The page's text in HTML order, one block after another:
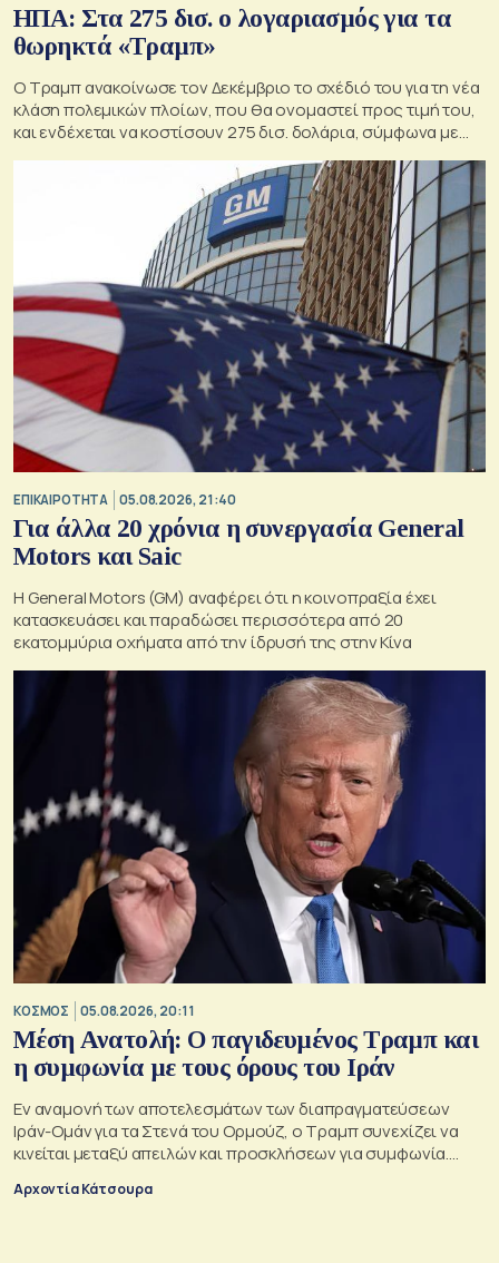
ΗΠΑ: Στα 275 δισ. ο λογαριασμός για τα
θωρηκτά «Τραμπ»
Ο Τραμπ ανακοίνωσε τον Δεκέμβριο το σχέδιό του για τη νέα
κλάση πολεμικών πλοίων, που θα ονομαστεί προς τιμή του,
και ενδέχεται να κοστίσουν 275 δισ. δολάρια, σύμφωνα με
ΕΠΙΚΑΙΡΟΤΗΤΑ 05.08.2026, 21:40
Για άλλα 20 χρόνια η συνεργασία General
Motors και Saic
Η General Motors (GM) αναφέρει ότι η κοινοπραξία έχει
κατασκευάσει και παραδώσει περισσότερα από 20
εκατομμύρια οχήματα από την ίδρυσή της στην Κίνα
ΚΟΣΜΟΣ 05.08.2026, 20:11
Μέση Ανατολή: Ο παγιδευμένος Τραμπ και
η συμφωνία με τους όρους του Ιράν
Εν αναμονή των αποτελεσμάτων των διαπραγματεύσεων
Ιράν-Ομάν για τα Στενά του Ορμούζ, ο Τραμπ συνεχίζει να
κινείται μεταξύ απειλών και προσκλήσεων για συμφωνία.
Αλλά αυτό που θέλει είναι μακριά από αυτά που συζητούν
Μουσκάτ και Τεχεράνη.
Αρχοντία Κάτσουρα